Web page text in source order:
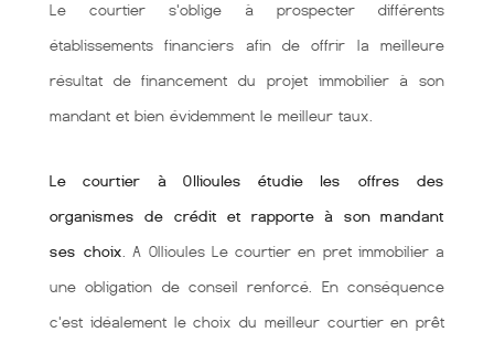
Le courtier s'oblige à prospecter différents
établissements financiers afin de offrir la meilleure
résultat de financement du projet immobilier à son
mandant et bien évidemment le meilleur taux.
Le courtier à Ollioules étudie les offres des
organismes de crédit et rapporte à son mandant
ses choix . A Ollioules Le courtier en pret immobilier a
une obligation de conseil renforcé. En conséquence
c'est idéalement le choix du meilleur courtier en prêt